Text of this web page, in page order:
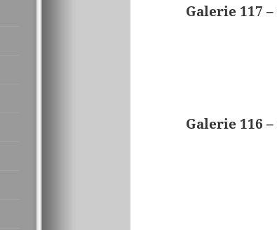
Galerie 117
Galerie 116